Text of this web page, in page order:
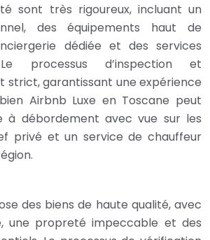
sont très rigoureux, incluant un
des équipements haut de
dédiée et des services
Le processus d’inspection et
strict, garantissant une expérience
Airbnb Luxe en Toscane peut
à débordement avec vue sur les
privé et un service de chauffeur
des biens de haute qualité, avec
une propreté impeccable et des